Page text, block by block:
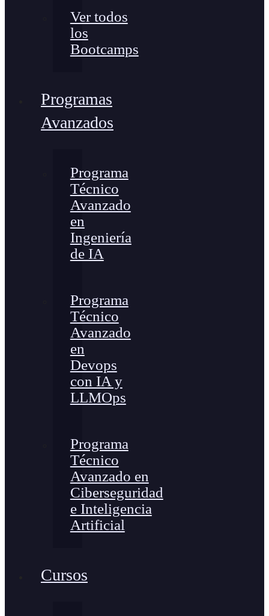
Ver todos
los
Bootcamps
Programas
Avanzados
Programa
Técnico
Avanzado
en
Ingeniería
de IA
Programa
Técnico
Avanzado
en
Devops
con IA y
LLMOps
Programa
Técnico
Avanzado en
Ciberseguridad
e Inteligencia
Artificial
Cursos